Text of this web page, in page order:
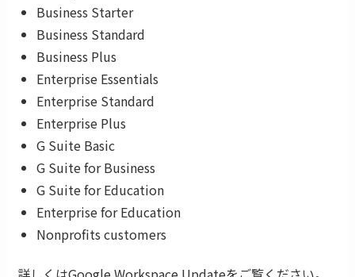
Business Starter
Business Standard
Business Plus
Enterprise Essentials
Enterprise Standard
Enterprise Plus
G Suite Basic
G Suite for Business
G Suite for Education
Enterprise for Education
Nonprofits customers